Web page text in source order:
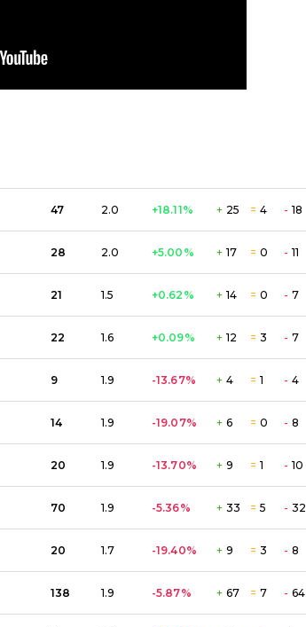
47 2.0 +18.11% + 25 = 4 - 18
28 2.0 +5.00 % + 17 = 0 - 11
21 1.5 +0.62 % + 14 = 0 - 7
22 1.6 +0.09% + 12 = 3 - 7
9 1.9 -13.67% + 4 = 1 - 4
14 1.9 -19.07% + 6 = 0 - 8
20 1.9 -13.70% + 9 = 1 - 10
70 1.9 -5.36% + 33 = 5 - 32
20 1.7 -19.40% + 9 = 3 - 8
138 1.9 -5.87% + 67 = 7 - 64